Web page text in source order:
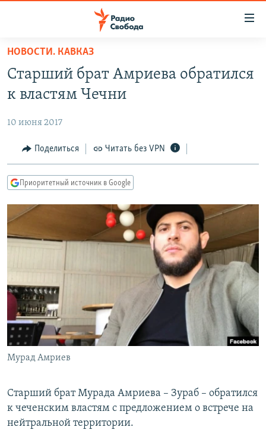
упрощенного
доступа
основному
Вернутся
главной
навигации
Вернутся
поиску
ПОДКАСТЫ
ЦИТАТЫ СВОБОДЫ
МНЕНИЯ
IDEL.РЕАЛИИ
КАВКАЗ.РЕАЛИИ
СЕВЕР.РЕАЛИИ
СИБИРЬ.РЕАЛИИ
РАСПИСАНИЕ ВЕЩАНИЯ
ПОДПИШИТЕСЬ НА РАССЫЛКУ
СОЦИАЛЬНЫЕ СЕТИ
Все сайты РСЕ/РС
НОВОСТИ. КАВКАЗ
Старший брат Амриева обратился
к властям Чечни
10 июня 2017
Поделиться Читать без VPN
Приоритетный источник в Google
Мурад Амриев
Старший брат Мурада Амриева – Зураб – обратился
к чеченским властям с предложением о встрече на
нейтральной территории.